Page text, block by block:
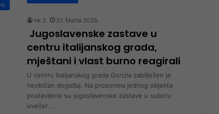
nk 2 31. Marta 2025.
Jugoslavenske zastave u
centru italijanskog grada,
mještani i vlast burno reagirali
U centru italijanskog grada Gorizia zabilježen je
neobičan događaj. Na prozorima jednog objekta
postavljene su jugoslavenske zastave u subotu
uvečer. …